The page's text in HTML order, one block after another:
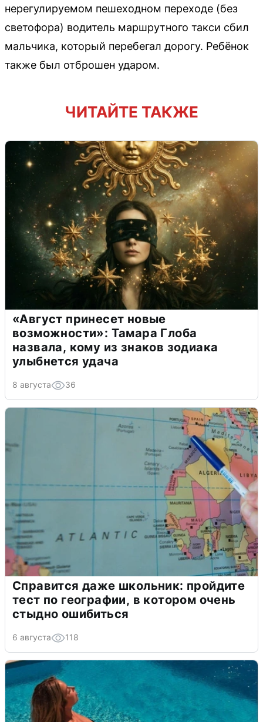
нерегулируемом пешеходном переходе (без
светофора) водитель маршрутного такси сбил
мальчика, который перебегал дорогу. Ребёнок
также был отброшен ударом.
ЧИТАЙТЕ ТАКЖЕ
«Август принесет новые
возможности»: Тамара Глоба
назвала, кому из знаков зодиака
улыбнется удача
8 августа 36
Справится даже школьник: пройдите
тест по географии, в котором очень
стыдно ошибиться
6 августа 118